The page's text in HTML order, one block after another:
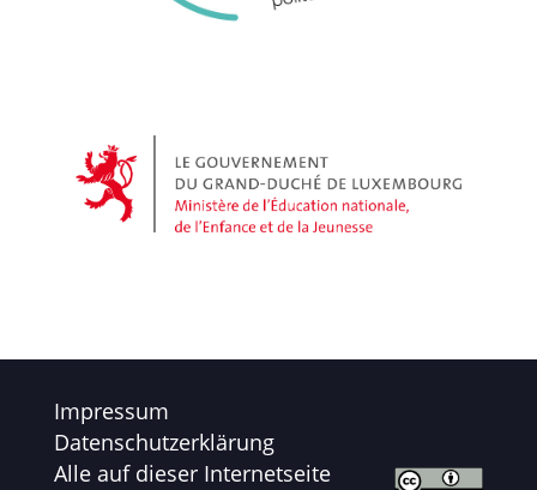
Impressum
Datenschutzerklärung
Alle auf dieser Internetseite